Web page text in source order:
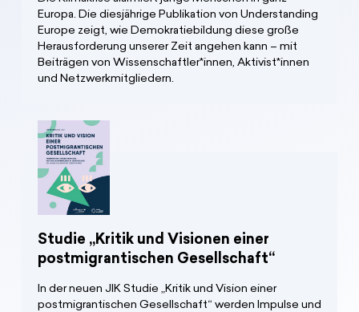
Europa. Die diesjährige Publikation von Understanding
Europe zeigt, wie Demokratiebildung diese große
Herausforderung unserer Zeit angehen kann – mit
Beiträgen von Wissenschaftler*innen, Aktivist*innen
und Netzwerkmitgliedern.
Studie „Kritik und Visionen einer
postmigrantischen Gesellschaft“
In der neuen JIK Studie „Kritik und Vision einer
postmigrantischen Gesellschaft“ werden Impulse und